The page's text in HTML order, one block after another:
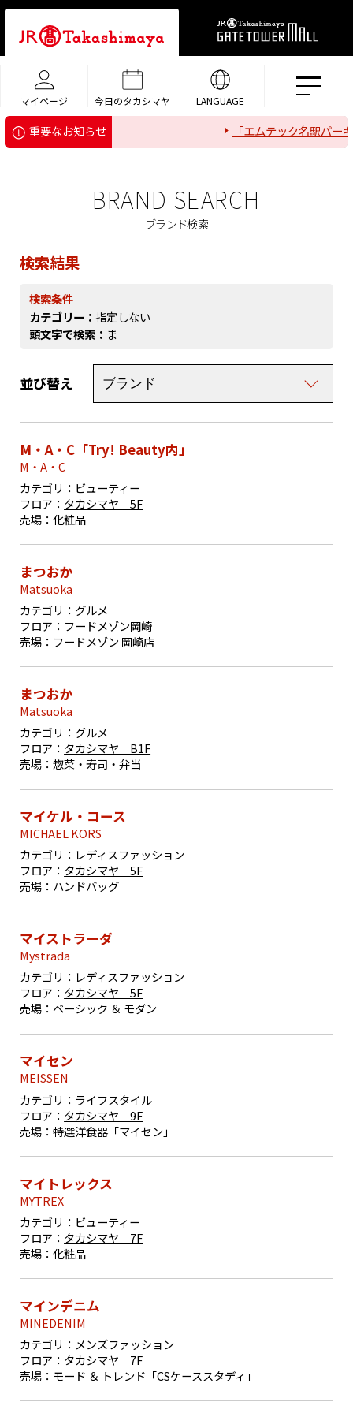
マイページ 今日のタカシマヤ LANGUAGE
重要なお知らせ 「エムテック名駅パーキ
BRAND SEARCH
ブランド検索
検索結果
検索条件
カテゴリー： 指定しない
頭文字で検索： ま
並び替え
M・A・C「Try! Beauty内」
M・A・C
カテゴリ： ビューティー
フロア： タカシマヤ 5F
売場：化粧品
まつおか
Matsuoka
カテゴリ： グルメ
フロア： フードメゾン岡崎
売場： フードメゾン 岡崎店
まつおか
Matsuoka
カテゴリ： グルメ
フロア： タカシマヤ B1F
売場：惣菜・寿司・弁当
マイケル・コース
MICHAEL KORS
カテゴリ： レディスファッション
フロア： タカシマヤ 5F
売場： ハンドバッグ
マイストラーダ
Mystrada
カテゴリ： レディスファッション
フロア： タカシマヤ 5F
売場： ベーシック ＆ モダン
マイセン
MEISSEN
カテゴリ： ライフスタイル
フロア： タカシマヤ 9F
売場：特選洋食器「マイセン」
マイトレックス
MYTREX
カテゴリ： ビューティー
フロア： タカシマヤ 7F
売場：化粧品
マインデニム
MINEDENIM
カテゴリ： メンズファッション
フロア： タカシマヤ 7F
売場： モード ＆ トレンド「CSケーススタディ」